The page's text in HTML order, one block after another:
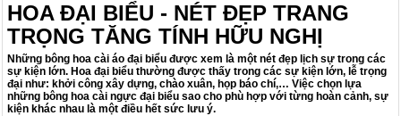
HOA ĐẠI BIỂU - NÉT ĐẸP TRANG
TRỌNG TĂNG TÍNH HỮU NGHỊ
Những bông hoa cài áo đại biểu được xem là một nét đẹp lịch sự trong các
sự kiện lớn. Hoa đại biểu thường được thấy trong các sự kiện lớn, lễ trọng
đại như: khởi công xây dựng, chào xuân, họp báo chí,… Việc chọn lựa
những bông hoa cài ngực đại biểu sao cho phù hợp với từng hoàn cảnh, sự
kiện khác nhau là một điều hết sức lưu ý.